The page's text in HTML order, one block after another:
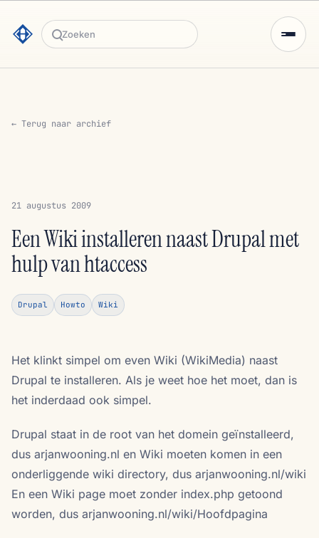
Zoeken
← Terug naar archief
21 augustus 2009
Een Wiki installeren naast Drupal met
hulp van htaccess
Drupal Howto Wiki
Het klinkt simpel om even Wiki (WikiMedia) naast
Drupal te installeren. Als je weet hoe het moet, dan is
het inderdaad ook simpel.
Drupal staat in de root van het domein geïnstalleerd,
dus arjanwooning.nl en Wiki moeten komen in een
onderliggende wiki directory, dus arjanwooning.nl/wiki
En een Wiki page moet zonder index.php getoond
worden, dus arjanwooning.nl/wiki/Hoofdpagina